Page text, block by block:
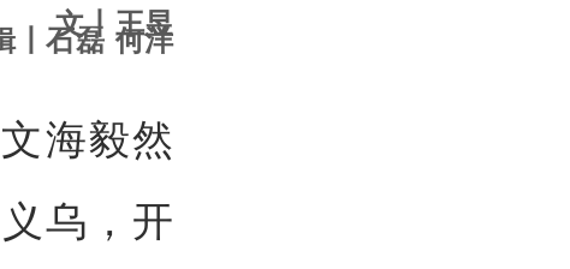
文丨王昱
丨石磊 何洋
海毅然
乌，开